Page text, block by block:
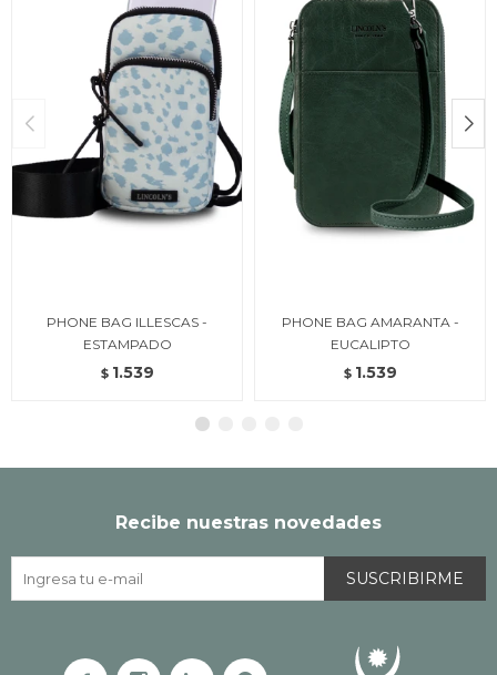
PHONE BAG ILLESCAS -
ESTAMPADO
$ 1.539
PHONE BAG AMARANTA -
EUCALIPTO
$ 1.539
Recibe nuestras novedades
SUSCRIBIRME